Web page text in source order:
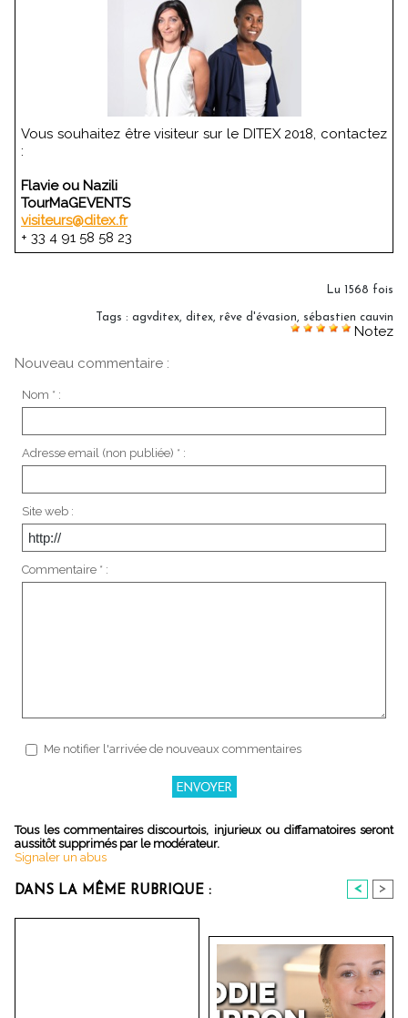
Vous souhaitez être visiteur sur le DITEX 2018, contactez
:
Flavie ou Nazili
TourMaGEVENTS
visiteurs@ditex.fr
+ 33 4 91 58 58 23
Lu 1568 fois
Tags : agvditex, ditex, rêve d'évasion, sébastien cauvin
Notez
Nouveau commentaire :
Nom * :
Adresse email (non publiée) * :
Site web :
Commentaire * :
Me notifier l'arrivée de nouveaux commentaires
Tous les commentaires discourtois, injurieux ou diffamatoires seront
aussitôt supprimés par le modérateur.
Signaler un abus
DANS LA MÊME RUBRIQUE : < >